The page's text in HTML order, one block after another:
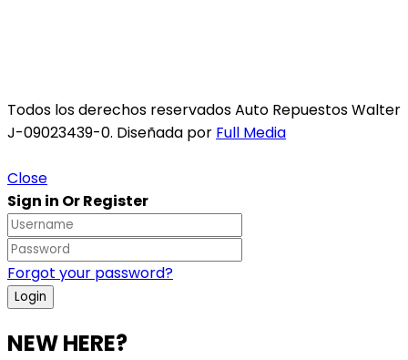
Todos los derechos reservados Auto Repuestos Walter
J-09023439-0. Diseñada por Full Media
Close
Sign in Or Register
Forgot your password?
NEW HERE?